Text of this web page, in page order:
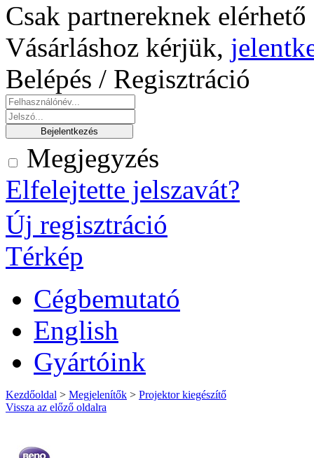
Csak partnereknek
Vásárláshoz kérjük,
Belépés / Regisztráció
Megjegyzés
Elfelejtette jelszavát?
Új regisztráció
Térkép
Cégbemutató
English
Gyártóink
Kezdőoldal > Megjelenítők > Projektor kiegészítő
Vissza az előző oldalra